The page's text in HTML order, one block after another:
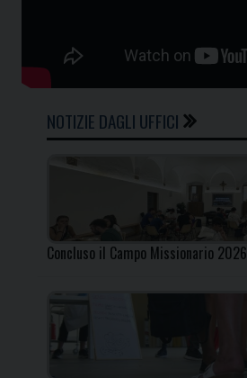
NOTIZIE DAGLI UFFICI
Concluso il Campo Missionario 2026